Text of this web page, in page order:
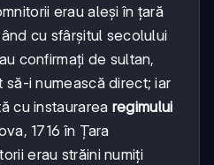
erau aleși în țară
cu sfârșitul secolului
confirmați de sultan,
i numească direct; iar
cu instaurarea regimului
1716 în Țara
erau străini numiți